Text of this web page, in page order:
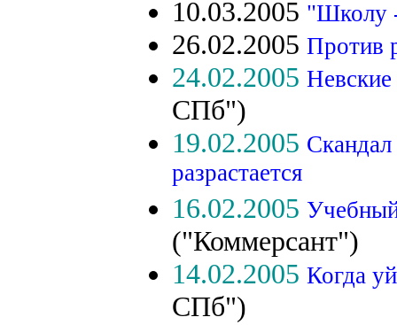
10.03.2005 "Школу
26.02.2005 Против
24.02.2005 Невские
СПб")
19.02.2005
разрастается
16.02.2005
("Коммерсант")
14.02.2005 Когда
СПб")